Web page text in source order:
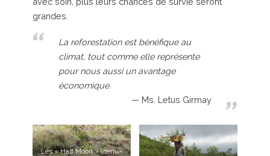
grandes.
La reforestation est bénéfique au
climat, tout comme elle représente
pour nous aussi un avantage
économique.
Ms. Letus Girmay
Les « Half Moon » (demi-